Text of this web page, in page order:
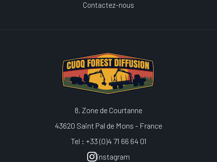
Contactez-nous
8, Zone de Courtanne
43620 Saint Pal de Mons - France
Tel : +33 (0)4 71 66 64 01
instagram